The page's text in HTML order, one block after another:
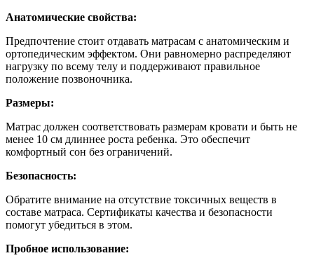
Анатомические свойства:
Предпочтение стоит отдавать матрасам с анатомическим и
ортопедическим эффектом. Они равномерно распределяют
нагрузку по всему телу и поддерживают правильное
положение позвоночника.
Размеры:
Матрас должен соответствовать размерам кровати и быть не
менее 10 см длиннее роста ребенка. Это обеспечит
комфортный сон без ограничений.
Безопасность:
Обратите внимание на отсутствие токсичных веществ в
составе матраса. Сертификаты качества и безопасности
помогут убедиться в этом.
Пробное использование: